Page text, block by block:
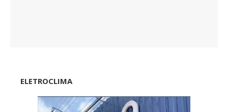
ELETROCLIMA